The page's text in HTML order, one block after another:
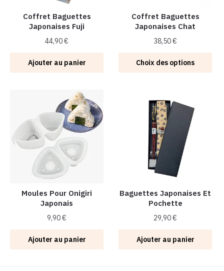
Coffret Baguettes
Japonaises Fuji
44,90€
Ajouter au panier
Coffret Baguettes
Japonaises Chat
38,50€
Choix des options
Ce
produit
variations.
Les
options
peuvent
choisies
sur
la
page
du
produit
Moules Pour Onigiri
Japonais
9,90€
Ajouter au panier
Baguettes Japonaises Et
Pochette
29,90€
Ajouter au panier